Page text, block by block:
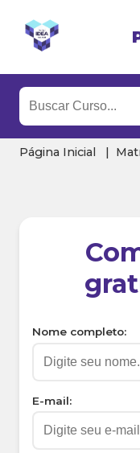
Página Inicial
Nome completo:
E-mail: